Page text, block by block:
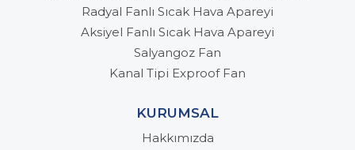
Radyal Fanlı Sıcak Hava Apareyi
Aksiyel Fanlı Sıcak Hava Apareyi
Salyangoz Fan
Kanal Tipi Exproof Fan
KURUMSAL
Hakkımızda